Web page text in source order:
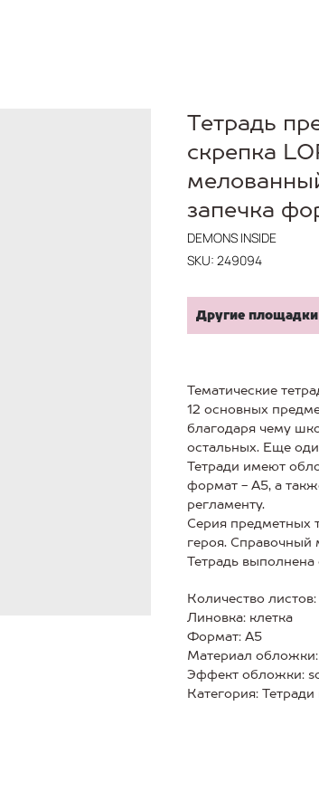
Тетрадь
скрепка
запечка
DEMONS INSIDE
SKU: 249094
Другие площадки
Тематические
12 основных
благодаря чему
остальных. Еще
Тетради имеют
формат - А5, а
регламенту.
Серия предметных
героя. Справочный
Тетрадь
Количество
Линовка: клетка
Формат: А5
Материал
Эффект обложки:
Категория: